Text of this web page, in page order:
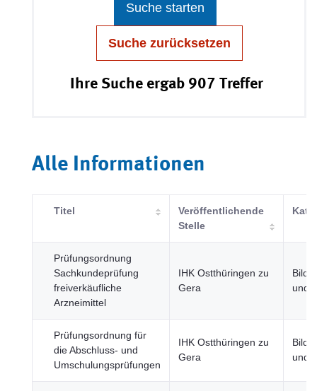
Suche starten
Suche zurücksetzen
Ihre Suche ergab 907 Treffer
Alle Informationen
Titel
Veröffentlichende
Stelle
Prüfungsordnung
Sachkundeprüfung
freiverkäufliche
Arzneimittel
IHK Ostthüringen zu
Gera
und
Prüfungsordnung für
die Abschluss- und
Umschulungsprüfungen
IHK Ostthüringen zu
Gera
und